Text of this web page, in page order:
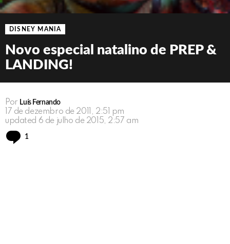
DISNEY MANIA
Novo especial natalino de PREP &
LANDING!
Por Luís Fernando
17 de dezembro de 2011, 2:51 pm
updated 6 de julho de 2015, 2:57 am
1